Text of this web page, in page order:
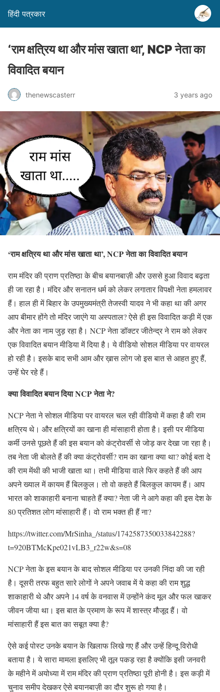
हिंदी पत्रकार
‘राम क्षत्रिय था और मांस खाता था’, NCP नेता का
विवादित बयान
thenewscasterr 3 years ago
‘राम क्षत्रिय था और मांस खाता था’, NCP नेता का विवादित बयान
राम मंदिर की प्राण प्रतिष्ठा के बीच बयानबाज़ी और उससे हुआ विवाद बढ़ता
ही जा रहा है। मंदिर और सनातन धर्म को लेकर लगातार विपक्षी नेता हमलावर
हैं। हाल ही में बिहार के उपमुख्यमंत्री तेजस्वी यादव ने भी कहा था की अगर
आप बीमार होंगे तो मंदिर जाएंगे या अस्पताल? ऐसे ही इस विवादित कड़ी में एक
और नेता का नाम जुड़ रहा है। NCP नेता डॉक्टर जीतेन्द्र ने राम को लेकर
एक विवादित बयान मीडिया में दिया है। ये वीडियो सोशल मीडिया पर वायरल
हो रही है। इसके बाद सभी आम और ख़ास लोग जो इस बात से आहत हुए हैं,
उन्हें घेर रहे हैं।
क्या विवादित बयान दिया NCP नेता ने?
NCP नेता ने सोशल मीडिया पर वायरल चल रही वीडियो में कहा है की राम
क्षत्रिय थे। और क्षत्रियों का खाना ही मांसाहारी होता है। इसी पर मीडिया
कर्मी उनसे पूछते हैं की इस बयान को कंट्रोवर्सी से जोड़ कर देखा जा रहा है।
तब नेता जी बोलते हैं की क्या कंट्रोवर्सी? राम का खाना क्या था? कोई बता दे
की राम मेंथी की भाजी खाता था। तभी मीडिया वाले फिर कहते हैं की आप
अपने ख्याल में कायम हैं बिलकुल। तो वो कहते हैं बिलकुल कायम हैं। आप
भारत को शाकाहारी बनाना चाहते हैं क्या? नेता जी ने आगे कहा की इस देश के
80 प्रतिशत लोग मांसाहारी हैं। वो राम भक्त ही हैं ना?
https://twitter.com/MrSinha_/status/1742587350033842288?
t=920BTMcKpe021vLB3_r22w&s=08
NCP नेता के इस बयान के बाद सोशल मीडिया पर उनकी निंदा की जा रही
है। दूसरी तरफ बहुत सारे लोगों ने अपने जवाब में ये कहा की राम शुद्ध
शाकाहारी थे और अपने 14 वर्ष के वनवास में उन्होंने कंद मूल और फल खाकर
जीवन जीया था। इस बात के प्रमाण के रूप में शास्त्र मौजूद हैं। वो
मांसाहारी हैं इस बात का सबूत क्या है?
ऐसे कई पोस्ट उनके बयान के खिलाफ लिखे गए हैं और उन्हें हिन्दू विरोधी
बताया है। ये सारा मामला इसलिए भी तूल पकड़ रहा है क्योंकि इसी जनवरी
के महीने में अयोध्या में राम मंदिर की प्राण प्रतिष्ठा पूरी होनी है। इस कड़ी में
चुनाव समीप देखकर ऐसे बयानबाज़ी का दौर शुरू हो गया है।